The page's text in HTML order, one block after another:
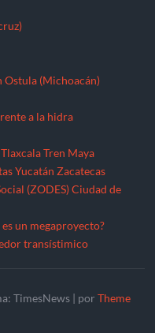
Ostula (Michoacán)
a la hidra
Tlaxcala Tren Maya
Yucatán Zacatecas
(ZODES) Ciudad de
es un megaproyecto?
transístimico
TimesNews | porTheme